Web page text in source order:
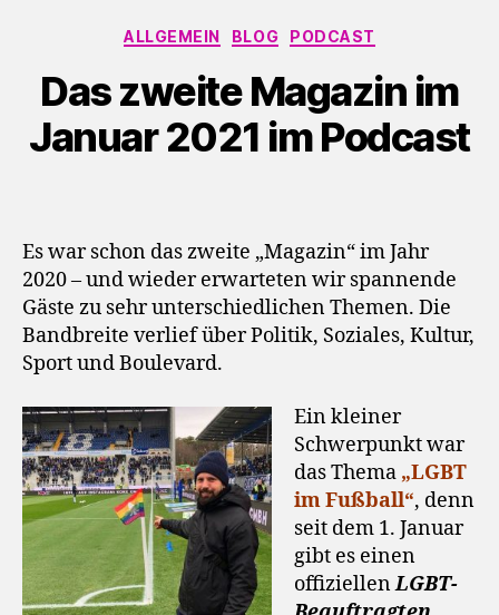
Kategorien
ALLGEMEIN BLOG PODCAST
Das zweite Magazin im
Januar 2021 im Podcast
Es war schon das zweite „Magazin“ im Jahr
2020 – und wieder erwarteten wir spannende
Gäste zu sehr unterschiedlichen Themen. Die
Bandbreite verlief über Politik, Soziales, Kultur,
Sport und Boulevard.
Ein kleiner
Schwerpunkt war
das Thema „LGBT
im Fußball“, denn
seit dem 1. Januar
gibt es einen
offiziellenLGBT-